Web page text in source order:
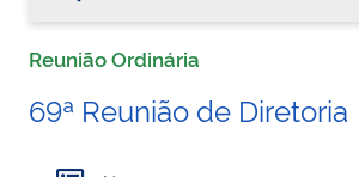
Reunião Ordinária
69ª Reunião de Diretoria